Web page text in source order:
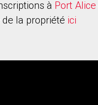
à Port Alice
la propriété ici